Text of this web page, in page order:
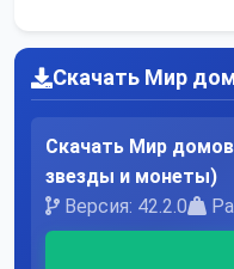
Скачать Мир
Скачать Мир
звезды и монеты)
Версия: 42.2.0